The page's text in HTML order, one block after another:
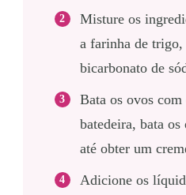
Misture os
a farinha de
bicarbonato de
Bata os ovos
batedeira, bata
até obter um
Adicione os